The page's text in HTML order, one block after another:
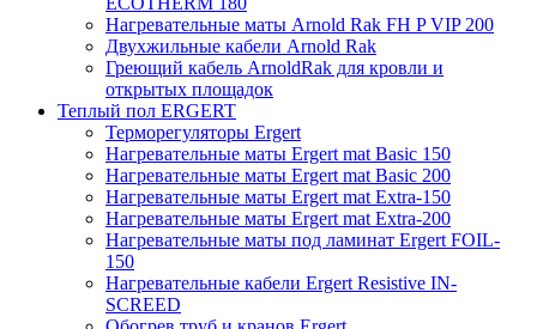
Нагревательные маты Arnold Rak FH P VIP 200
Двухжильные кабели Arnold Rak
Греющий кабель ArnoldRak для кровли и
открытых площадок
Теплый пол ERGERT
Терморегуляторы Ergert
Нагревательные маты Ergert mat Basic 150
Нагревательные маты Ergert mat Basic 200
Нагревательные маты Ergert mat Extra-150
Нагревательные маты Ergert mat Extra-200
Нагревательные маты под ламинат Ergert FOIL-
150
Нагревательные кабели Ergert Resistive IN-
SCREED